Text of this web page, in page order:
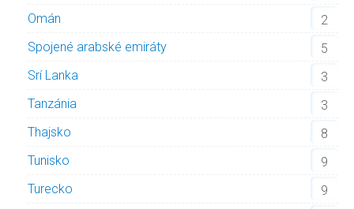
Omán
2
Spojené arabské emiráty
5
Srí Lanka
3
Tanzánia
3
Thajsko
8
Tunisko
9
Turecko
9